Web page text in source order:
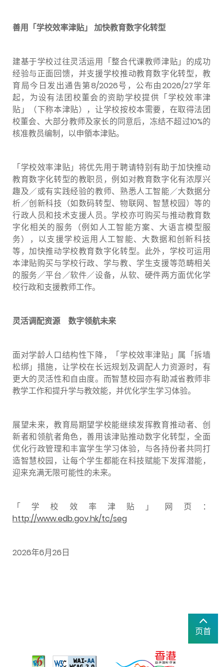
善用「学校效率津贴」 加快教育数字化转型
建基于学校过往灵活运用「整合代课教师津贴」的成功
经验与正面回馈，并支援学校推动教育数字化转型，教
育局今日发出通告第8/2026号，公布由2026/27学年
起，为设有法团校董会的资助学校提供「学校效率津
贴」（下称本津贴），让学校按校本需要，在取得法团
校董会、大部分教师及家长的同意后，冻结不超过10%的
核准教员编制，以申領本津贴。
「学校效率津贴」将优先用于聘请特别有助于加快推动
教育数字化转型的教职员，例如对教育数字化有浓厚兴
趣及／或有实践经验的教师、熟悉人工智能／大数据分
析／创新科技（如数码转型、物联网、智慧校园）等的
行政人员和技术支援人员。学校亦可购买与推动教育数
字化相关的服务（例如人工智能方案、大语言模型服
务），以支援学校运用人工智能、大数据和创新科技
等，加快推动学校教育数字化转型。此外，学校可运用
本津贴购买与学校行政、学与教、学生支援等范畴相关
的服务／平台／软件／设备，从软、硬件两方面优化学
校行政和支援教师工作。
灵活调配资源 数字领航未来
面对学龄人口结构性下降，「学校效率津贴」属「拆墙
松绑」措施，让学校在长远规划及调配人力资源时，有
更大的灵活性和自由度。而智慧校园亦有助减省教师非
教学工作和提升学与教效能，并优化学生学习体验。
展望未来，教育局期望学校能继续发挥教育推动者、创
新者和领航者角色，善用该津贴推动数字化转型，全面
优化行政管理和丰富学生学习体验，与各持份者共同打
造智慧校园，让每个学生都能在科技赋能下发挥潜能，
迎来充满无限可能性的未来。
「学校效率津贴」网页：
http://www.edb.gov.hk/tc/seg
2026年6月26日
页首